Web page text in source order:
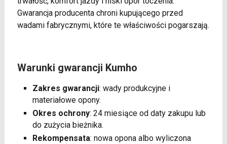
Gwarancja producenta chroni kupującego przed
wadami fabrycznymi, które te właściwości pogarszają.
Warunki gwarancji Kumho
Zakres gwarancji: wady produkcyjne i
materiałowe opony.
Okres ochrony: 24 miesiące od daty zakupu lub
do zużycia bieżnika.
Rekompensata: nowa opona albo wyliczona